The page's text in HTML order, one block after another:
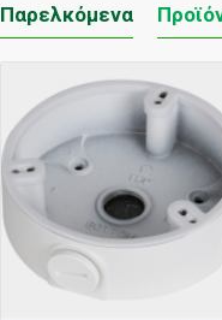
Παρελκόμενα